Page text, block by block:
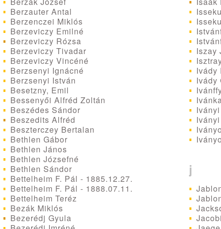
Berzauter Antal
Berzenczei Miklós
Berzeviczy Emilné
Berzeviczy Rózsa
Berzeviczy Tivadar
Berzeviczy Vincéné
Berzsenyi Ignácné
Berzsenyi István
Besetzny, Emil
Bessenyői Alfréd Zoltán
Beszédes Sándor
Beszedits Alfréd
Beszterczey Bertalan
Bethlen Gábor
Bethlen János
Bethlen Józsefné
Bethlen Sándor
Bettelheim F. Pál - 1885.12.27.
Bettelheim F. Pál - 1888.07.11.
Bettelheim Teréz
Bezák Miklós
Bezerédj Gyula
Iszay
Ivády
Ivády
j